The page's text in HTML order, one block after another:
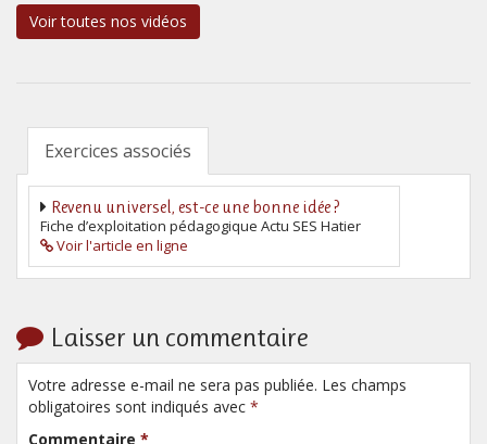
Voir toutes nos vidéos
Exercices associés
Revenu universel, est-ce une bonne idée ?
Fiche d’exploitation pédagogique Actu SES Hatier
Voir l'article en ligne
Laisser un commentaire
Votre adresse e-mail ne sera pas publiée. Les champs
obligatoires sont indiqués avec *
Commentaire *